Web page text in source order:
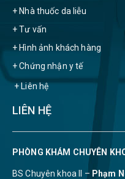
+ Nhà thuốc da liễu
+ Tư vấn
+ Hình ảnh khách hàng
+ Chứng nhận y tế
+ Liên hệ
LIÊN HỆ
PHÒNG KHÁM CHUYÊN
BS Chuyên khoa II – Phạm